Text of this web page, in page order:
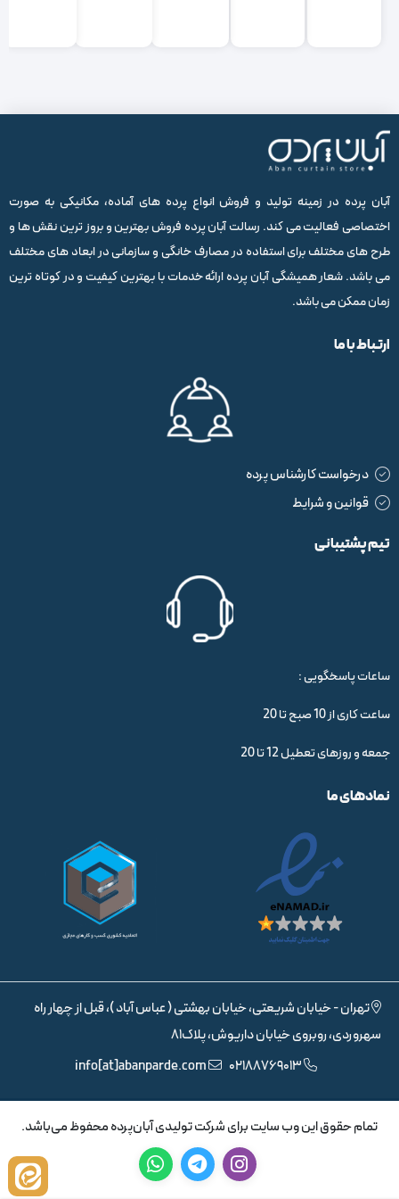
آبان پرده در زمینه تولید و فروش انواع پرده های آماده، مکانیکی به صورت
اختصاصی فعالیت می کند. رسالت آبان پرده فروش بهترین و بروز ترین نقش ها و
طرح های مختلف برای استفاده در مصارف خانگی و سازمانی در ابعاد های مختلف
می باشد. شعار همیشگی آبان پرده ارائه خدمات با بهترین کیفیت و در کوتاه ترین
زمان ممکن می باشد.
ارتباط با ما
درخواست کارشناس پرده
قوانین و شرایط
تیم پشتیبانی
ساعات پاسخگویی :
ساعت کاری از 10 صبح تا 20
جمعه و روزهای تعطیل 12 تا 20
نمادهای ما
تهران - خیابان شریعتی، خیابان بهشتی ( عباس آباد )، قبل از چهار راه
سهروردی، روبروی خیابان داریوش، پلاک81
02188769013
info[at]abanparde.com
تمام حقوق اين وب سايت برای شرکت تولیدی آبان‌پرده محفوظ می‌باشد.